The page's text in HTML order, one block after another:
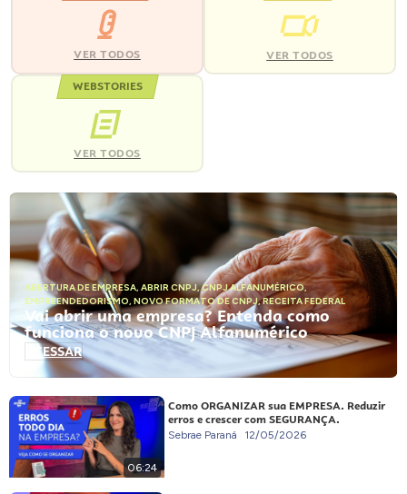
VER TODOS VER TODOS
WEBSTORIES
VER TODOS
ABERTURA DE EMPRESA, ABRIR CNPJ,CNPJ ALFANUMÉRICO,
EMPREENDEDORISMO, NOVO FORMATO DE CNPJ,RECEITA FEDERAL
Vai abrir uma empresa? Entenda como
funciona o novo CNPJ Alfanumérico
ACESSAR
06:24
Como ORGANIZAR sua EMPRESA. Reduzir
erros e crescer com SEGURANÇA.
Sebrae Paraná 12/05/2026